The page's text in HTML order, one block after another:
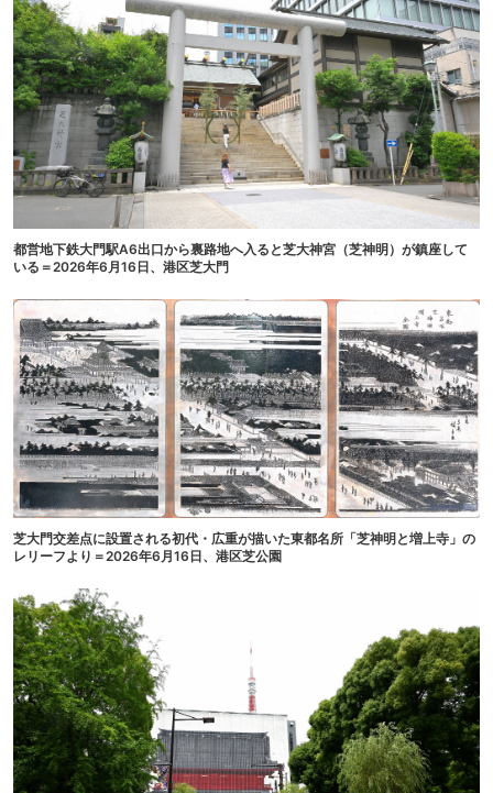
都営地下鉄大門駅A6出口から裏路地へ入ると芝大神宮（芝神明）が鎮座して
いる＝2026年6月16日、港区芝大門
芝大門交差点に設置される初代・広重が描いた東都名所「芝神明と増上寺」の
レリーフより＝2026年6月16日、港区芝公園